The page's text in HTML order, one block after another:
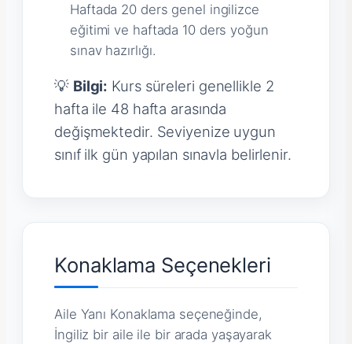
Haftada 20 ders genel ingilizce
eğitimi ve haftada 10 ders yoğun
sınav hazırlığı.
💡 Bilgi: Kurs süreleri genellikle 2
hafta ile 48 hafta arasında
değişmektedir. Seviyenize uygun
sınıf ilk gün yapılan sınavla belirlenir.
Konaklama Seçenekleri
Aile Yanı Konaklama seçeneğinde,
İngiliz bir aile ile bir arada yaşayarak